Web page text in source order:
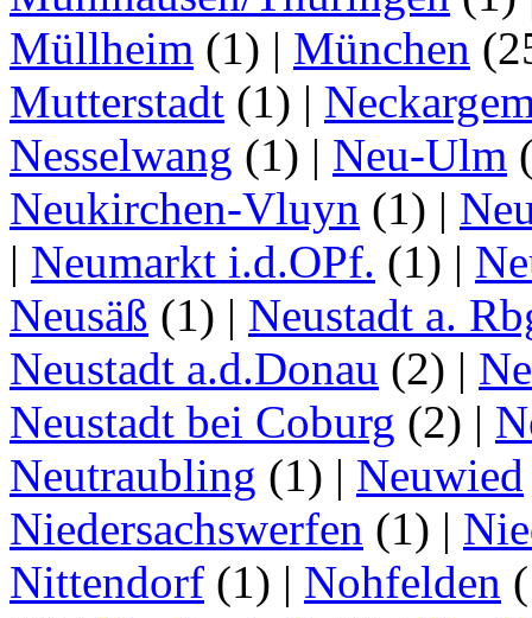
Müllheim (1) | München
Mutterstadt (1) |
Nesselwang (1) | Neu-Ulm
Neukirchen-Vluyn (1) |
| Neumarkt i.d.OPf. (1) |
Neusäß (1) | Neustadt a.
Neustadt a.d.Donau (2) |
Neustadt bei Coburg (2) |
Neutraubling (1) | Neuwied
Niedersachswerfen (1) |
Nittendorf (1) | Nohfelden